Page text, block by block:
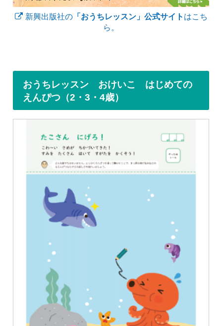
新興出版社の「おうちレッスン」公式サイト はこち
ら。
おうちレッスン おけいこ はじめての
えんぴつ（2・3・4歳）